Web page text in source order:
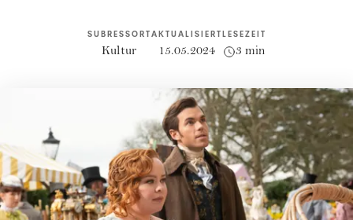
SUBRESSORT
Kultur
AKTUALISIERT
15.05.2024
LESEZEIT
3 min